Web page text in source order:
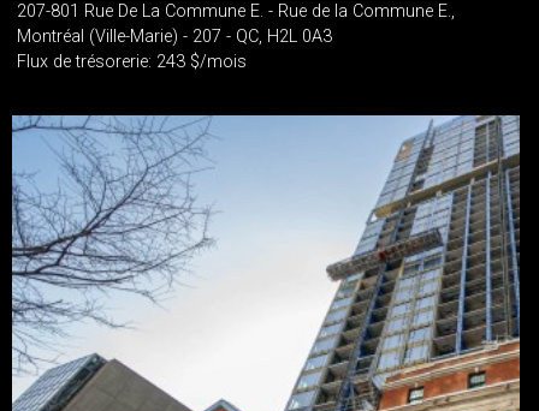
207-801 Rue De La Commune E. - Rue de la Commune E.,
Montréal (Ville-Marie) - 207 - QC, H2L 0A3
Flux de trésorerie: 243 $/mois